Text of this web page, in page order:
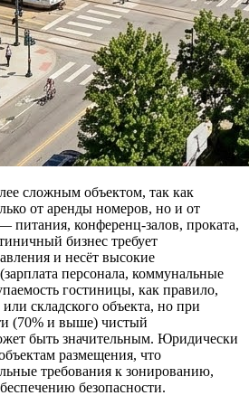
сложным объектом, так как
от аренды номеров, но и от
питания, конференц-залов, проката,
бизнес требует
и несёт высокие
персонала, коммунальные
гостиницы, как правило,
складского объекта, но при
(70% и выше) чистый
быть значительным. Юридически
размещения, что
требования к зонированию,
безопасности.